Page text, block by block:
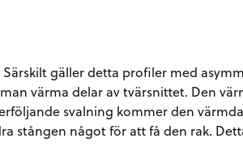
gäller detta profiler med
värma delar av tvärsnittet. Den
svalning kommer den
stången något för att få den rak.